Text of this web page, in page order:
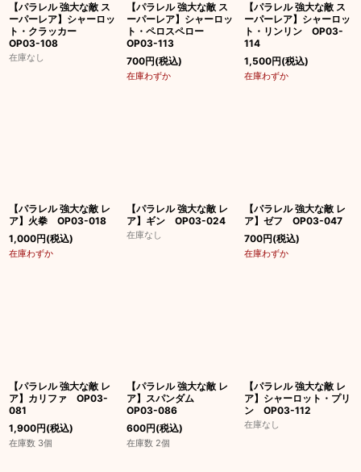
【パラレル 強大な敵 ス
ーパーレア】シャーロッ
ト・クラッカー
OP03-108
在庫なし
【パラレル 強大な敵 ス
ーパーレア】シャーロッ
ト・ペロスペロー
OP03-113
700円(税込)
在庫わずか
【パラレル 強大な敵 ス
ーパーレア】シャーロッ
ト・リンリン OP03-
114
1,500円(税込)
在庫わずか
【パラレル 強大な敵 レ
ア】火拳 OP03-018
1,000円(税込)
在庫わずか
【パラレル 強大な敵 レ
ア】ギン OP03-024
在庫なし
【パラレル 強大な敵 レ
ア】ゼフ OP03-047
700円(税込)
在庫わずか
【パラレル 強大な敵 レ
ア】カリファ OP03-
081
1,900円(税込)
在庫数 3個
【パラレル 強大な敵 レ
ア】スパンダム
OP03-086
600円(税込)
在庫数 2個
【パラレル 強大な敵 レ
ア】シャーロット・プリ
ン OP03-112
在庫なし